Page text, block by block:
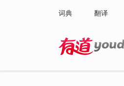
词典 翻译